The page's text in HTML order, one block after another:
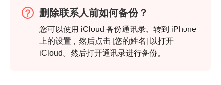
删除联系人前如何备份？
您可以使用 iCloud 备份通讯录。转到 iPhone
上的设置，然后点击 [您的姓名] 以打开
iCloud。然后打开通讯录进行备份。